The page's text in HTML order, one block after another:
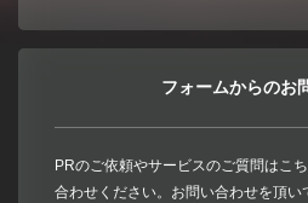
フォームからのお
PRのご依頼やサービスのご質問はこ
合わせください。お問い合わせを頂